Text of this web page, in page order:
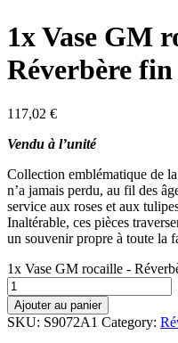
1x Vase GM
Réverbère fin
117,02 €
Vendu à l’unité
Collection emblématique de
n’a jamais perdu, au fil des
service aux roses et aux
Inaltérable, ces pièces
un souvenir propre à toute la
1x Vase GM rocaille -
Ajouter au panier
SKU: S9072A1 Category: